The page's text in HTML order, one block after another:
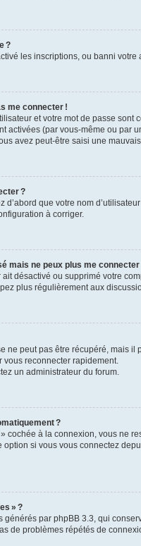
?
les inscriptions, ou banni votre
me connecter !
et votre mot de passe
activées (par vous-même ou par
avez peut-être saisi une
?
d’abord que votre nom
à corriger.
mais ne peux plus me connecter
ait désactivé ou supprimé votre
plus régulièrement aux
ne peut pas être récupéré, mais
reconnecter rapidement.
un administrateur du forum.
?
cochée à la connexion, vous ne
option si vous vous connectez
» ?
générés par phpBB 3.3, qui
de problèmes répétés de